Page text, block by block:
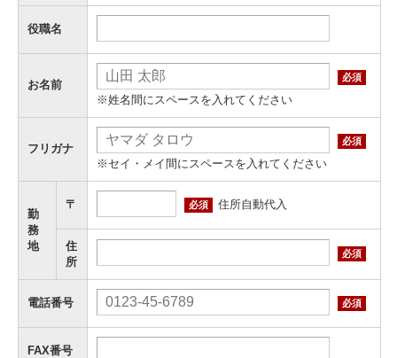
役職名
お名前
必須
※姓名間にスペースを入れてください
フリガナ
必須
※セイ・メイ間にスペースを入れてください
勤
務
地
〒 必須 住所自動代入
住
所
必須
電話番号 必須
FAX番号